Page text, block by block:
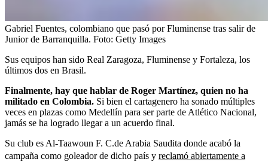
Gabriel Fuentes, colombiano que pasó por Fluminense tras salir de
Junior de Barranquilla. Foto: Getty Images
Sus equipos han sido Real Zaragoza, Fluminense y Fortaleza, los
últimos dos en Brasil.
Finalmente, hay que hablar de Roger Martínez, quien no ha
militado en Colombia. Si bien el cartagenero ha sonado múltiples
veces en plazas como Medellín para ser parte de Atlético Nacional,
jamás se ha logrado llegar a un acuerdo final.
Su club es Al-Taawoun F. C.de Arabia Saudita donde acabó la
campaña como goleador de dicho país y reclamó abiertamente a